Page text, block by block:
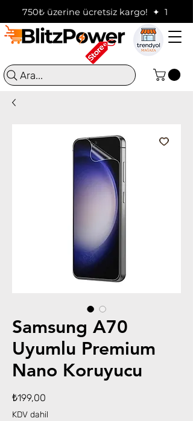
750₺ üzerine ücretsiz kargo!  ✦
Ara...
Samsung A70
Uyumlu Premium
Nano Koruyucu
₺199,00
KDV dahil